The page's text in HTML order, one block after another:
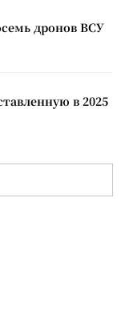
дронов ВСУ
в 2025